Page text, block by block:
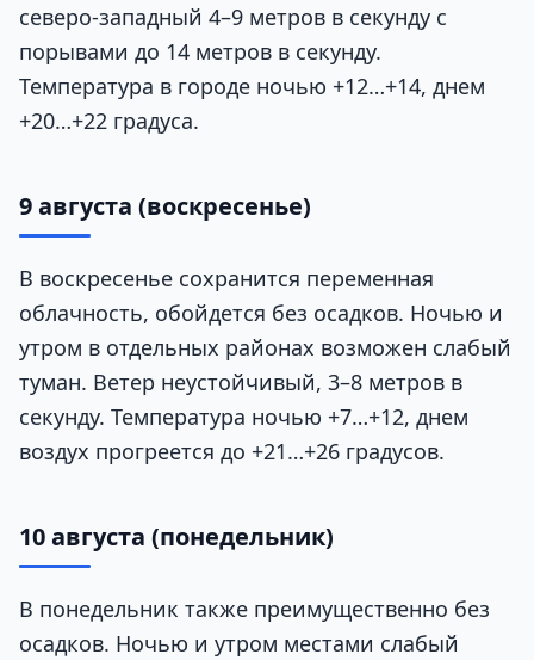
северо-западный 4–9 метров в секунду с
порывами до 14 метров в секунду.
Температура в городе ночью +12…+14, днем
+20…+22 градуса.
9 августа (воскресенье)
В воскресенье сохранится переменная
облачность, обойдется без осадков. Ночью и
утром в отдельных районах возможен слабый
туман. Ветер неустойчивый, 3–8 метров в
секунду. Температура ночью +7…+12, днем
воздух прогреется до +21…+26 градусов.
10 августа (понедельник)
В понедельник также преимущественно без
осадков. Ночью и утром местами слабый